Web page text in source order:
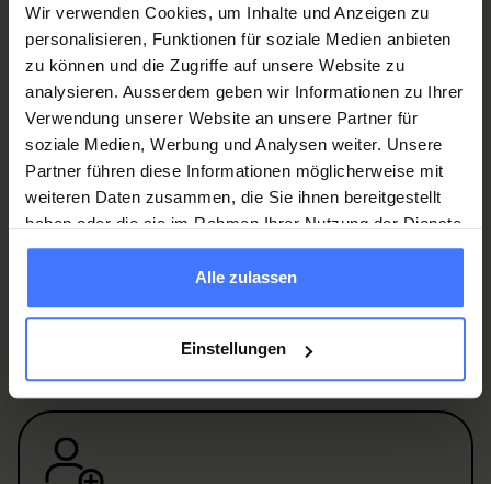
Wir verwenden Cookies, um Inhalte und Anzeigen zu
personalisieren, Funktionen für soziale Medien anbieten
zu können und die Zugriffe auf unsere Website zu
analysieren. Ausserdem geben wir Informationen zu Ihrer
Verwendung unserer Website an unsere Partner für
soziale Medien, Werbung und Analysen weiter. Unsere
Partner führen diese Informationen möglicherweise mit
weiteren Daten zusammen, die Sie ihnen bereitgestellt
haben oder die sie im Rahmen Ihrer Nutzung der Dienste
gesammelt haben.
Alle zulassen
Einstellungen
1 pm - 5 pm
Friday
8 am - 12 pm
1 pm - 4 pm
Retraining/New drivers
Driving yourself